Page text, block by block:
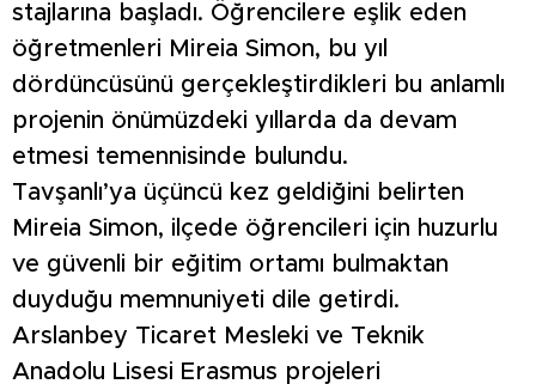
stajlarına başladı. Öğrencilere eşlik eden
öğretmenleri Mireia Simon, bu yıl
dördüncüsünü gerçekleştirdikleri bu anlamlı
projenin önümüzdeki yıllarda da devam
etmesi temennisinde bulundu.
Tavşanlı’ya üçüncü kez geldiğini belirten
Mireia Simon, ilçede öğrencileri için huzurlu
ve güvenli bir eğitim ortamı bulmaktan
duyduğu memnuniyeti dile getirdi.
Arslanbey Ticaret Mesleki ve Teknik
Anadolu Lisesi Erasmus projeleri